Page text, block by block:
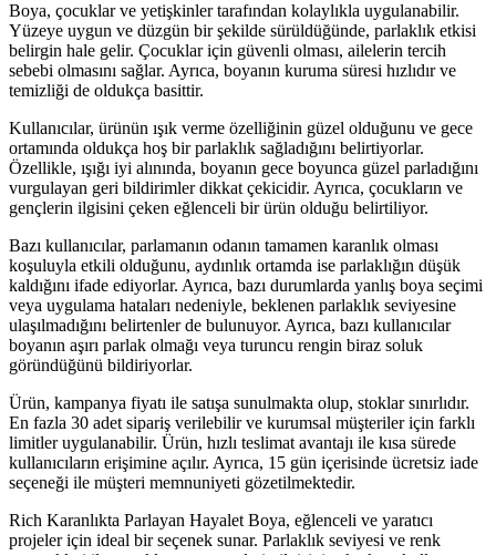
Boya, çocuklar ve yetişkinler tarafından kolaylıkla uygulanabilir.
Yüzeye uygun ve düzgün bir şekilde sürüldüğünde, parlaklık etkisi
belirgin hale gelir. Çocuklar için güvenli olması, ailelerin tercih
sebebi olmasını sağlar. Ayrıca, boyanın kuruma süresi hızlıdır ve
temizliği de oldukça basittir.
Kullanıcılar, ürünün ışık verme özelliğinin güzel olduğunu ve gece
ortamında oldukça hoş bir parlaklık sağladığını belirtiyorlar.
Özellikle, ışığı iyi alınında, boyanın gece boyunca güzel parladığını
vurgulayan geri bildirimler dikkat çekicidir. Ayrıca, çocukların ve
gençlerin ilgisini çeken eğlenceli bir ürün olduğu belirtiliyor.
Bazı kullanıcılar, parlamanın odanın tamamen karanlık olması
koşuluyla etkili olduğunu, aydınlık ortamda ise parlaklığın düşük
kaldığını ifade ediyorlar. Ayrıca, bazı durumlarda yanlış boya seçimi
veya uygulama hataları nedeniyle, beklenen parlaklık seviyesine
ulaşılmadığını belirtenler de bulunuyor. Ayrıca, bazı kullanıcılar
boyanın aşırı parlak olmağı veya turuncu rengin biraz soluk
göründüğünü bildiriyorlar.
Ürün, kampanya fiyatı ile satışa sunulmakta olup, stoklar sınırlıdır.
En fazla 30 adet sipariş verilebilir ve kurumsal müşteriler için farklı
limitler uygulanabilir. Ürün, hızlı teslimat avantajı ile kısa sürede
kullanıcıların erişimine açılır. Ayrıca, 15 gün içerisinde ücretsiz iade
seçeneği ile müşteri memnuniyeti gözetilmektedir.
Rich Karanlıkta Parlayan Hayalet Boya, eğlenceli ve yaratıcı
projeler için ideal bir seçenek sunar. Parlaklık seviyesi ve renk